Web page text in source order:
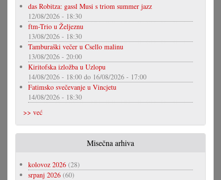
das Robitza: gassl Musi s triom summer jazz
12/08/2026 - 18:30
ftm-Trio u Željeznu
13/08/2026 - 18:30
Tamburaški večer u Csello malinu
13/08/2026 - 20:00
Kiritofska izložba u Uzlopu
14/08/2026 - 18:00 do 16/08/2026 - 17:00
Fatimsko svečevanje u Vincjetu
14/08/2026 - 18:30
>> već
Misečna arhiva
kolovoz 2026 (28)
srpanj 2026 (60)